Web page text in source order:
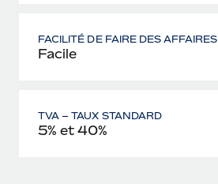
FACILITÉ DE FAIRE DES AFFAIRES
Facile
TVA – TAUX STANDARD
5% et 40%